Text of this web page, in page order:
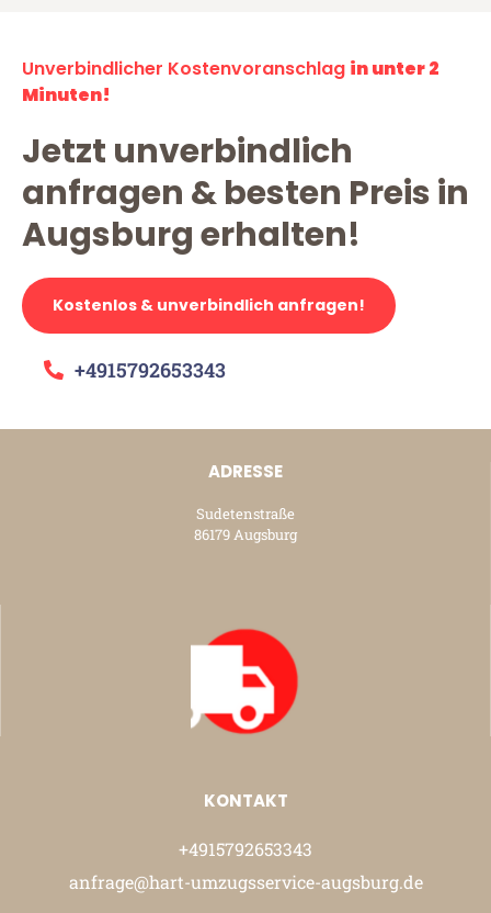
Unverbindlicher Kostenvoranschlag in unter 2
Minuten!
Jetzt unverbindlich
anfragen & besten Preis in
Augsburg erhalten!
Kostenlos & unverbindlich anfragen!
+4915792653343
ADRESSE
Sudetenstraße
86179 Augsburg
KONTAKT
+4915792653343
anfrage@hart-umzugsservice-augsburg.de